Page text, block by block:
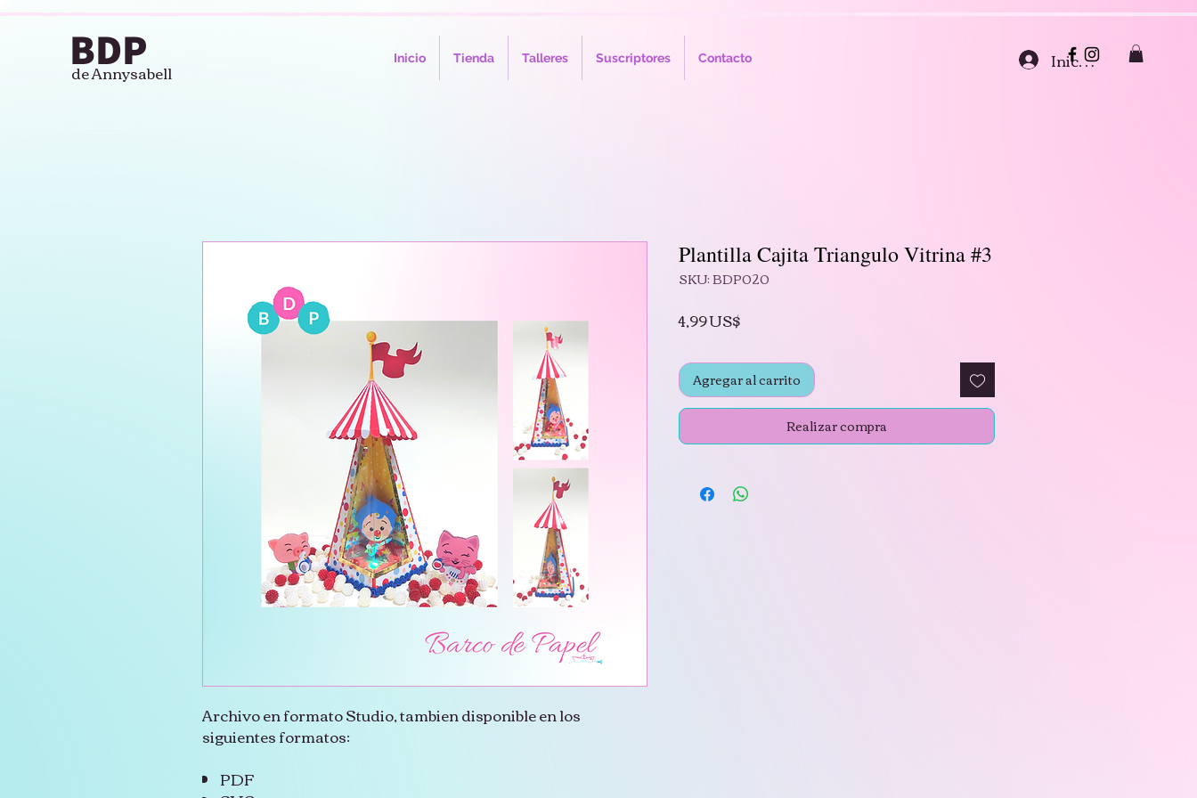
BDP
de Annysabell
Inicio Tienda Talleres Suscriptores Contacto Iniciar sesión
Archivo en formato Studio, tambien disponible en los
siguientes formatos:
PDF
Plantilla Cajita Triangulo Vitrina #3
SKU: BDP020
4,99 US$Precio
Agregar al carrito
Realizar compra